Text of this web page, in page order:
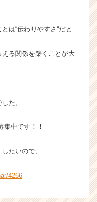
は“伝わりやすさ“だと
る関係を築くことが大
た。
集中です！！
たいので、
4266